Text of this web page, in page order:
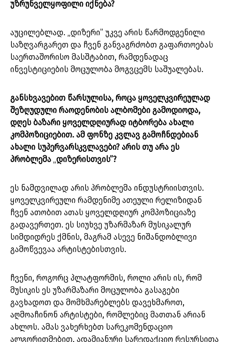
უზრუნველყოფილი იქნება?
აუცილებლად. „დიზერი” უკვე არის წარმოდგენილი
საზღვარგარეთ და ჩვენ განვაგრძობთ გაფართოებას
საერთაშორისო მასშტაბით, რამდენადაც
ინვესტიციების მოცულობა მოგვცემს საშუალებას.
განსხვავებით წარსულისა, როცა ყოველკვირეულად
შეზღუდული რაოდენობის ალბომები გამოდიოდა,
დღეს ბაზარი ყოველდღიურად იტბორება ახალი
კომპოზიციებით. ამ ფონზე კვლავ გამოჩნდებიან
ახალი სუპერვარსკვლავები? არის თუ არა ეს
პრობლემა „დიზერისთვის”?
ეს ნამდვილად არის პრობლემა ინდუსტრიისთვის.
ყოველკვირეული რამდენიმე ათეული რელიზიდან
ჩვენ ათობით ათას ყოველდღიურ კომპოზიციაზე
გადავერთეთ. ეს სიუხვე უზარმაზარ მუსიკალურ
სიმდიდრეს ქმნის, მაგრამ ასევე ნიშანდობლივი
გამოწვევაა არტისტებისთვის.
ჩვენი, როგორც პლატფორმის, როლი არის ის, რომ
მუსიკის ეს უზარმაზარი მოცულობა გასაგები
გავხადოთ და მომხმარებლებს დავეხმაროთ,
აღმოაჩინონ არტისტები, რომლებიც მათთან არიან
ახლოს. ამას ვახერხებთ სარეკომენდაციო
ალგორითმებით, ადამიანური სარედაქციო რესურსითა